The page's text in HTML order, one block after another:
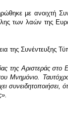
με ανοιχτή
των λαών της
της Συνέντευξης
της Αριστεράς
Μνημόνιο.